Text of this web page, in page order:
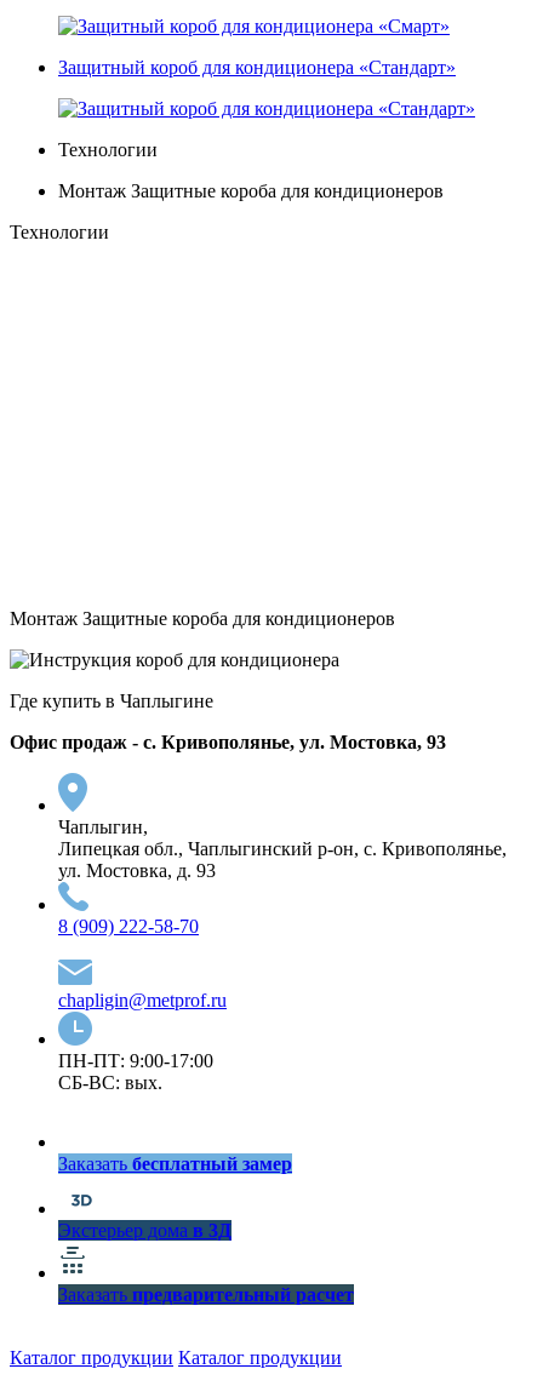
Защитный короб для кондиционера «Стандарт»
Технологии
Монтаж Защитные короба для кондиционеров
Технологии
Монтаж Защитные короба для кондиционеров
Где купить в Чаплыгине
Офис продаж - с. Кривополянье, ул. Мостовка, 93
Чаплыгин,
Липецкая обл., Чаплыгинский р-он, с. Кривополянье,
ул. Мостовка, д. 93
8 (909) 222-58-70
chapligin@metprof.ru
ПН-ПТ: 9:00-17:00
СБ-ВС: вых.
Заказать бесплатный замер
Экстерьер дома в 3Д
Заказать предварительный расчет
Каталог продукции Каталог продукции